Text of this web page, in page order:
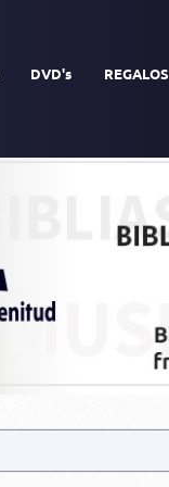
DVD's REGALOS